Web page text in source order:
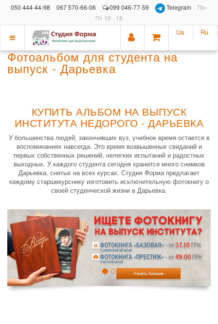
050 444-44-98 067 570-66-06 099 046-77-59 Telegram
Пн-
Пт 10 - 18
Показать
меню
Ua Ru
Фотоальбом для студента на
выпуск - Дарьевка
КУПИТЬ АЛЬБОМ НА ВЫПУСК
ИНСТИТУТА НЕДОРОГО - ДАРЬЕВКА
У большинства людей, закончивших вуз, учебное время остается в
воспоминаниях навсегда. Это время возвышенных свиданий и
первых собственных решений, нелегких испытаний и радостных
выходных. У каждого студента сегодня хранится много снимков
Дарьевка, снятых на всех курсах. Студия Форма предлагает
каждому старшекурснику изготовить исключительную фотокнигу о
своей студенческой жизни в Дарьевка.